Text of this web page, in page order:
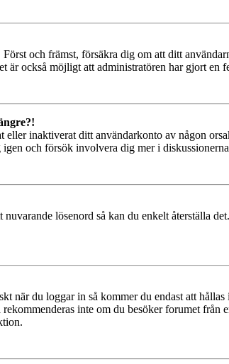
och främst, försäkra dig om att ditt
är också möjligt att administratören har gjort en
inaktiverat ditt användarkonto av någon
igen och försök involvera dig mer i
lösenord så kan du enkelt återställa
när du loggar in så kommer du endast att
inte om du besöker forumet